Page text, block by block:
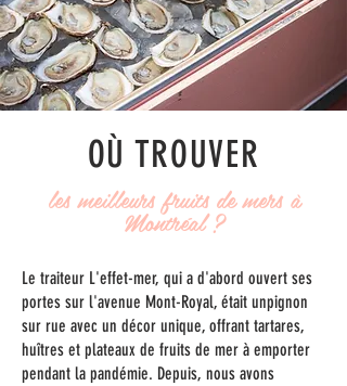
OÙ TROUVER
les meilleurs fruits de mers à
Montréal ?
Le traiteur L'effet-mer, qui a d'abord ouvert ses
portes sur l'avenue Mont-Royal, était unpignon
sur rue avec un décor unique, offrant tartares,
huîtres et plateaux de fruits de mer à emporter
pendant la pandémie. Depuis, nous avons